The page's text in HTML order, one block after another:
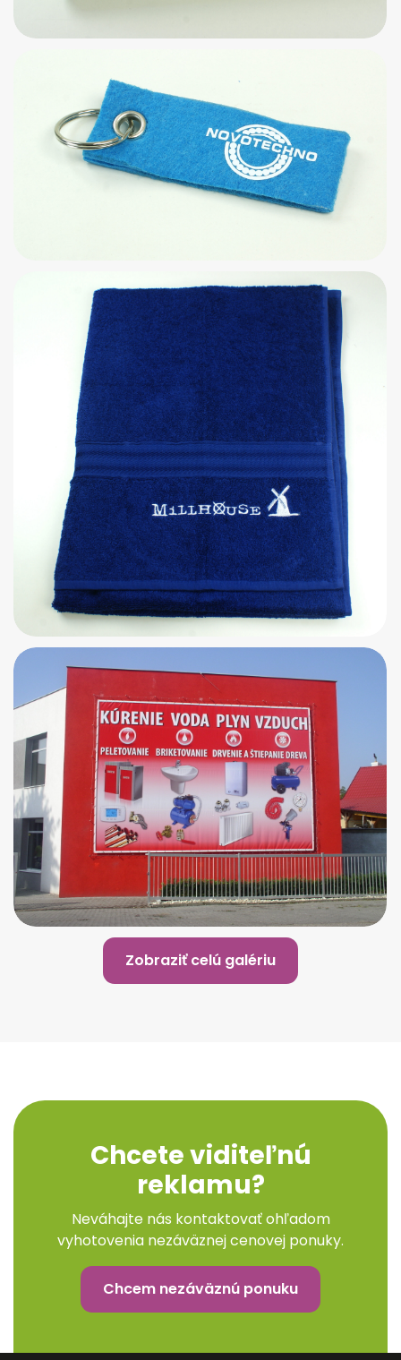
Zobraziť celú galériu
Chcete viditeľnú
reklamu?
Neváhajte nás kontaktovať ohľadom
vyhotovenia nezáväznej cenovej ponuky.
Chcem nezáväznú ponuku